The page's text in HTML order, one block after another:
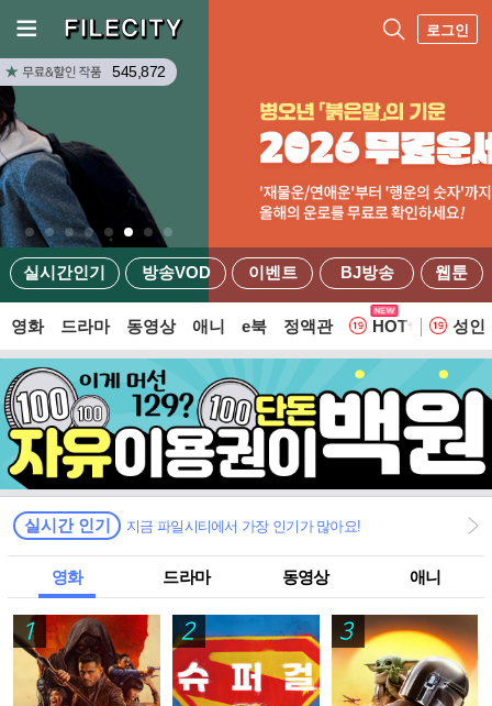
로그인
실시간인기 방송VOD 이벤트 BJ방송 웹툰
545,872
영화 드라마 동영상 애니 e북 정액관 HOT 웹
성인
실시간 인기 지금 파일시티에서 가장 인기가 많아요!
영화 드라마 동영상 애니
1 2 3